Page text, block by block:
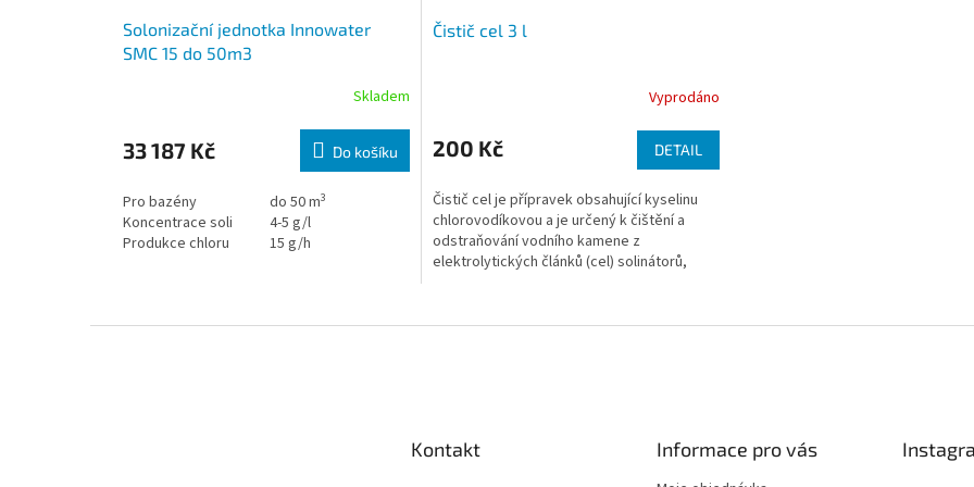
Solonizační jednotka Innowater
SMC 15 do 50m3
Skladem
33 187 Kč Do košíku
Pro bazény do 50 m3
Koncentrace soli
4-5 g/l
Produkce chloru
15 g/h
Čistič cel 3 l
Vyprodáno
200 Kč DETAIL
Čistič cel je přípravek obsahující kyselinu
chlorovodíkovou a je určený k čištění a
odstraňování vodního kamene z
elektrolytických článků (cel) solinátorů,
Kontakt Informace pro vás